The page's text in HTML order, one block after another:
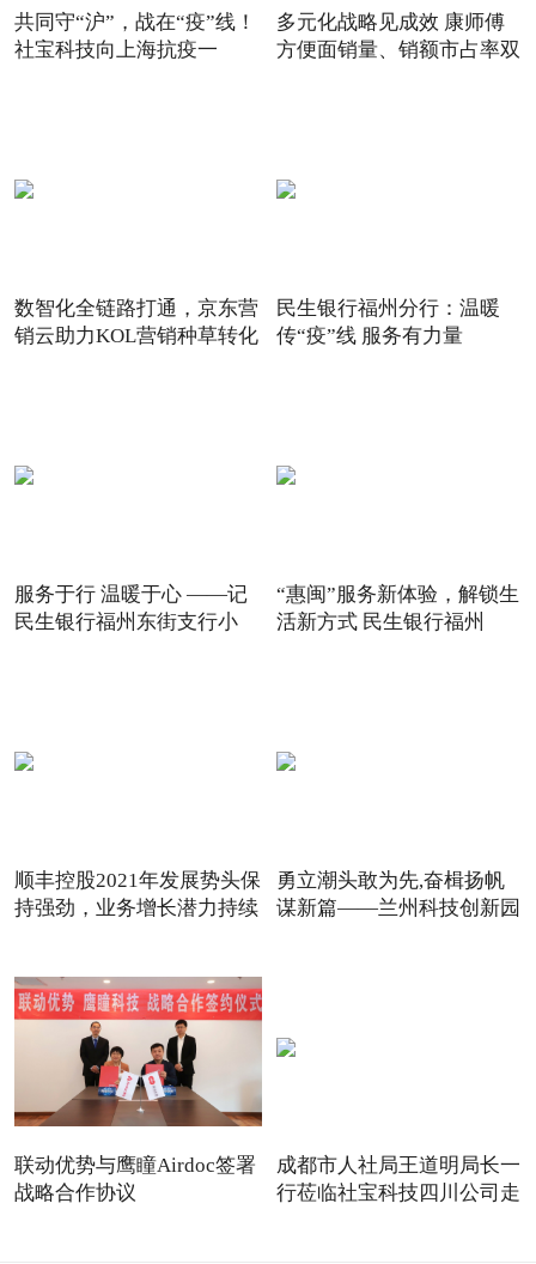
共同守“沪”，战在“疫”线！
社宝科技向上海抗疫一
多元化战略见成效 康师傅
方便面销量、销额市占率双
数智化全链路打通，京东营
销云助力KOL营销种草转化
民生银行福州分行：温暖
传“疫”线 服务有力量
服务于行 温暖于心 ——记
民生银行福州东街支行小
“惠闽”服务新体验，解锁生
活新方式 民生银行福州
顺丰控股2021年发展势头保
持强劲，业务增长潜力持续
勇立潮头敢为先,奋楫扬帆
谋新篇——兰州科技创新园
联动优势与鹰瞳Airdoc签署
战略合作协议
成都市人社局王道明局长一
行莅临社宝科技四川公司走